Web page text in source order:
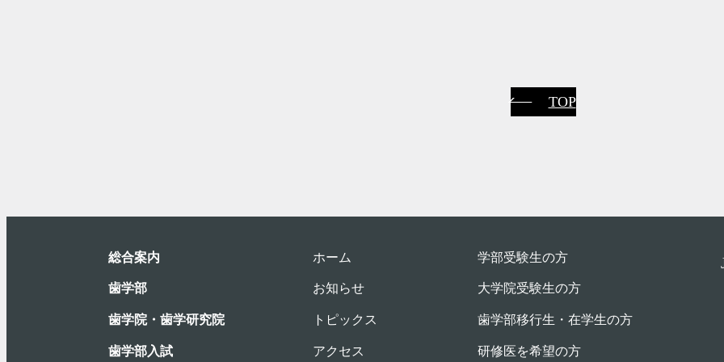
TOP
総合案内
⻭学部
歯学院・⻭学研究院
歯学部入試
ホーム
お知らせ
トピックス
アクセス
学部受験⽣の⽅
大学院受験生の方
歯学部移行生・在学⽣の⽅
研修医を希望の方